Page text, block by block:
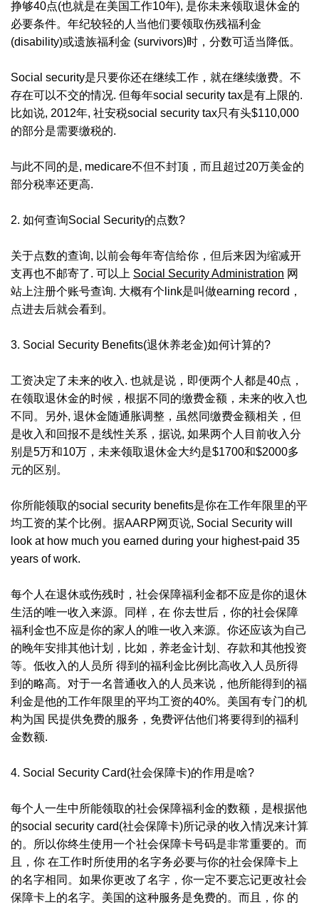
挣够40点(也就是在美国工作10年), 是你未来领取退休金的
必要条件。年纪较轻的人当他们要领取伤残福利金
(disability)或遗族福利金 (survivors)时，分数可适当降低。
Social security是只要你还在继续工作，就在继续缴费。不
存在可以不交的情况. 但每年social security tax是有上限的.
比如说, 2012年, 社安税social security tax只有头$110,000
的部分是需要缴税的.
与此不同的是, medicare不但不封顶，而且超过20万美金的
部分税率还更高.
2. 如何查询Social Security的点数?
关于点数的查询, 以前会每年寄信给你，但后来因为缩减开
支再也不邮寄了. 可以上 Social Security Administration 网
站上注册个账号查询. 大概有个link是叫做earning record，
点进去后就会看到。
3. Social Security Benefits(退休养老金)如何计算的?
工资决定了未来的收入. 也就是说，即便两个人都是40点，
在领取退休金的时候，根据不同的缴费金额，未来的收入也
不同。另外, 退休金随通胀调整，虽然同缴费金额相关，但
是收入和回报不是线性关系，据说, 如果两个人目前收入分
别是5万和10万，未来领取退休金大约是$1700和$2000多
元的区别。
你所能领取的social security benefits是你在工作年限里的平
均工资的某个比例。据AARP网页说, Social Security will
look at how much you earned during your highest-paid 35
years of work.
每个人在退休或伤残时，社会保障福利金都不应是你的退休
生活的唯一收入来源。同样，在 你去世后，你的社会保障
福利金也不应是你的家人的唯一收入来源。你还应该为自己
的晚年安排其他计划，比如，养老金计划、存款和其他投资
等。低收入的人员所 得到的福利金比例比高收入人员所得
到的略高。对于一名普通收入的人员来说，他所能得到的福
利金是他的工作年限里的平均工资的40%。美国有专门的机
构为国 民提供免费的服务，免费评估他们将要得到的福利
金数额.
4. Social Security Card(社会保障卡)的作用是啥?
每个人一生中所能领取的社会保障福利金的数额，是根据他
的social security card(社会保障卡)所记录的收入情况来计算
的。所以你终生使用一个社会保障卡号码是非常重要的。而
且，你 在工作时所使用的名字务必要与你的社会保障卡上
的名字相同。如果你更改了名字，你一定不要忘记更改社会
保障卡上的名字。美国的这种服务是免费的。而且，你 的